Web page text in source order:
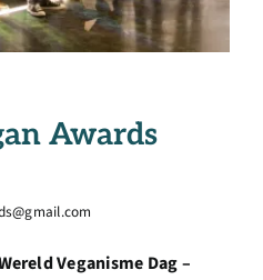
Awards
Veganisme Dag –